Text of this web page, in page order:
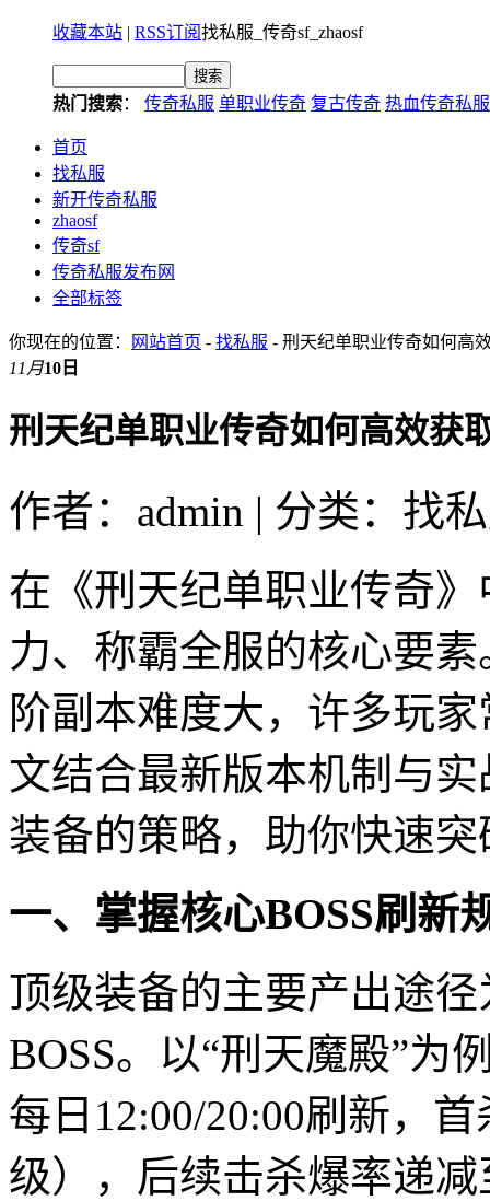
收藏本站 | RSS订阅找私服_传奇sf_zhaosf
热门搜索： 传奇私服 单职业传奇 复古传奇 热血传奇私服
首页
找私服
新开传奇私服
zhaosf
传奇sf
传奇私服发布网
全部标签
你现在的位置： 网站首页 - 找私服 - 刑天纪单职业传奇如何高
11月10日
刑天纪单职业传奇如何高效获
作者：admin | 分类：找
在《刑天纪单职业传奇
力、称霸全服的核心要
阶副本难度大，许多玩
文结合最新版本机制与
装备的策略，助你快速
一、掌握核心BOSS刷新
顶级装备的主要产出途
BOSS。以“刑天魔殿”为
每日12:00/20:00刷新，
级），后续击杀爆率递